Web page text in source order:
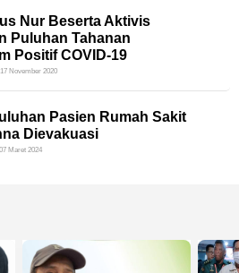
Nur Beserta Aktivis
Puluhan Tahanan
Positif COVID-19
November 2020
Pasien Rumah Sakit
Dievakuasi
Maret 2024